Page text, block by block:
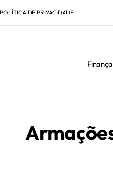
POLÍTICA DE PRIVACIDADE